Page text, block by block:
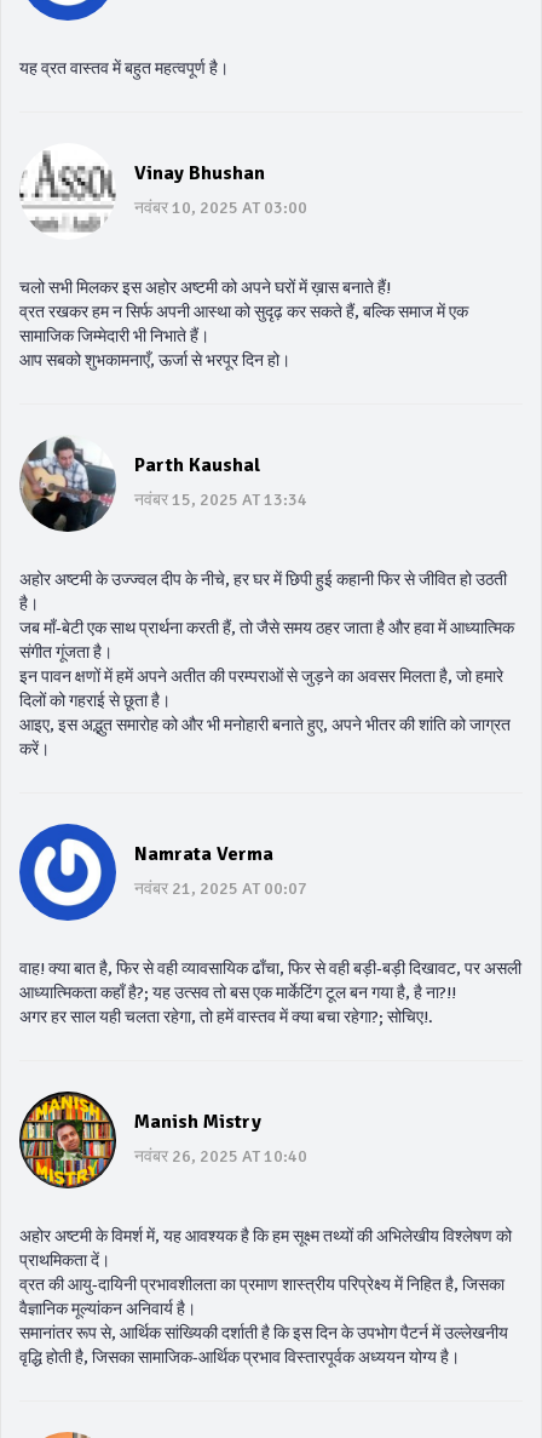
यह व्रत वास्तव में बहुत महत्वपूर्ण है।
Vinay Bhushan
नवंबर 10, 2025 AT 03:00
चलो सभी मिलकर इस अहोर अष्टमी को अपने घरों में ख़ास बनाते हैं!
व्रत रखकर हम न सिर्फ अपनी आस्था को सुदृढ़ कर सकते हैं, बल्कि समाज में एक
सामाजिक जिम्मेदारी भी निभाते हैं।
आप सबको शुभकामनाएँ, ऊर्जा से भरपूर दिन हो।
Parth Kaushal
नवंबर 15, 2025 AT 13:34
अहोर अष्टमी के उज्ज्वल दीप के नीचे, हर घर में छिपी हुई कहानी फिर से जीवित हो उठती
है।
जब माँ‑बेटी एक साथ प्रार्थना करती हैं, तो जैसे समय ठहर जाता है और हवा में आध्यात्मिक
संगीत गूंजता है।
इन पावन क्षणों में हमें अपने अतीत की परम्पराओं से जुड़ने का अवसर मिलता है, जो हमारे
दिलों को गहराई से छूता है।
आइए, इस अद्भुत समारोह को और भी मनोहारी बनाते हुए, अपने भीतर की शांति को जाग्रत
करें।
Namrata Verma
नवंबर 21, 2025 AT 00:07
वाह! क्या बात है, फिर से वही व्यावसायिक ढाँचा, फिर से वही बड़ी‑बड़ी दिखावट, पर असली
आध्यात्मिकता कहाँ है?; यह उत्सव तो बस एक मार्केटिंग टूल बन गया है, है ना?!!
अगर हर साल यही चलता रहेगा, तो हमें वास्तव में क्या बचा रहेगा?; सोचिए!.
Manish Mistry
नवंबर 26, 2025 AT 10:40
अहोर अष्टमी के विमर्श में, यह आवश्यक है कि हम सूक्ष्म तथ्यों की अभिलेखीय विश्लेषण को
प्राथमिकता दें।
व्रत की आयु‑दायिनी प्रभावशीलता का प्रमाण शास्त्रीय परिप्रेक्ष्य में निहित है, जिसका
वैज्ञानिक मूल्यांकन अनिवार्य है।
समानांतर रूप से, आर्थिक सांख्यिकी दर्शाती है कि इस दिन के उपभोग पैटर्न में उल्लेखनीय
वृद्धि होती है, जिसका सामाजिक-आर्थिक प्रभाव विस्तारपूर्वक अध्ययन योग्य है।